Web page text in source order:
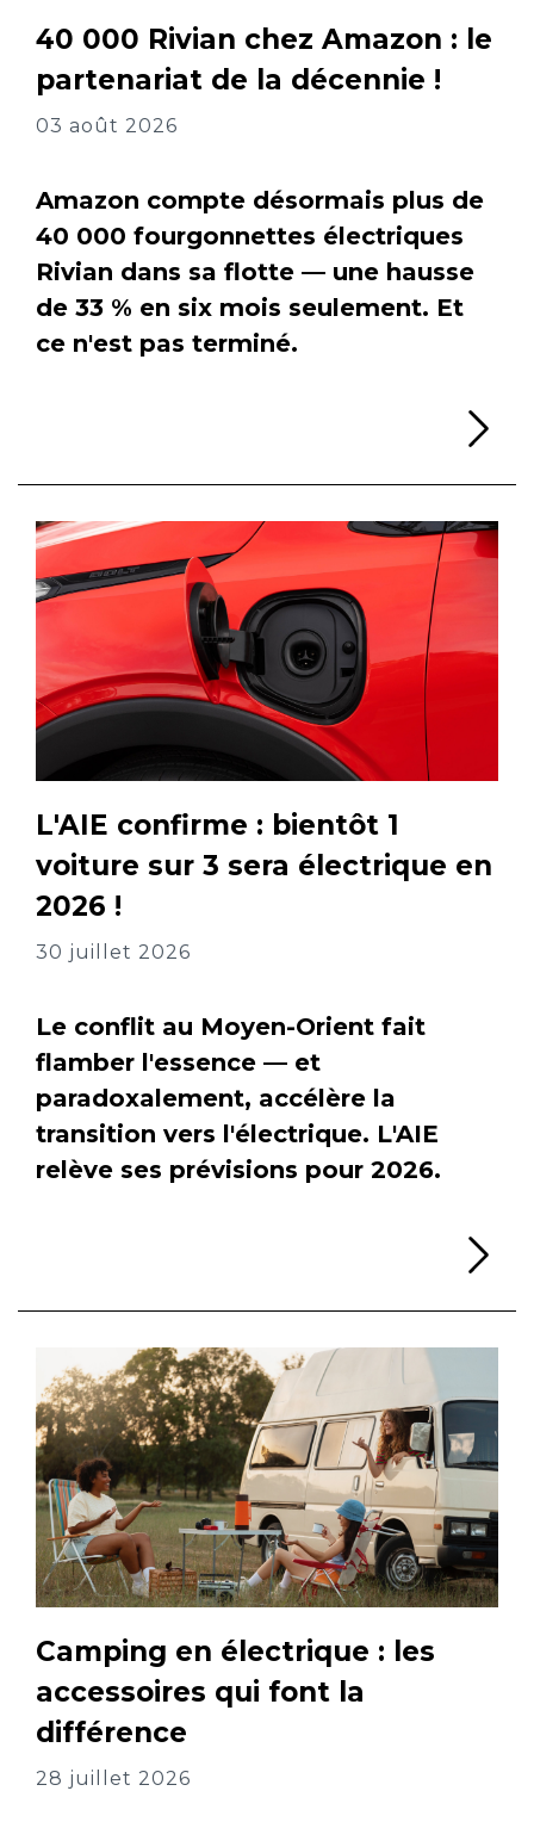
40 000 Rivian chez Amazon : le
partenariat de la décennie !
03 août 2026
Amazon compte désormais plus de
40 000 fourgonnettes électriques
Rivian dans sa flotte — une hausse
de 33 % en six mois seulement. Et
ce n'est pas terminé.
L'AIE confirme : bientôt 1
voiture sur 3 sera électrique en
2026 !
30 juillet 2026
Le conflit au Moyen-Orient fait
flamber l'essence — et
paradoxalement, accélère la
transition vers l'électrique. L'AIE
relève ses prévisions pour 2026.
Camping en électrique : les
accessoires qui font la
différence
28 juillet 2026